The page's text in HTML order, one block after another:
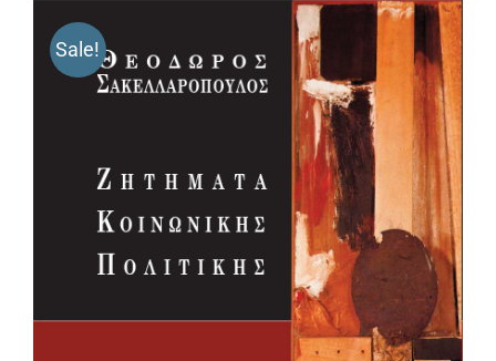
€37,10.
τιμή
είναι:
€23,32.
Sale!